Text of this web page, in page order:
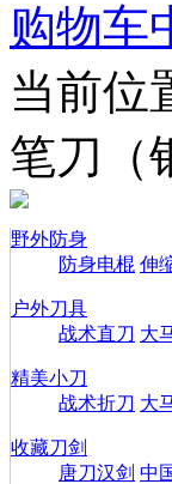
购物车
当前位
笔刀（
野外防身
防身电棍 伸
户外刀具
战术直刀 大
精美小刀
战术折刀 大
收藏刀剑
唐刀汉剑 中